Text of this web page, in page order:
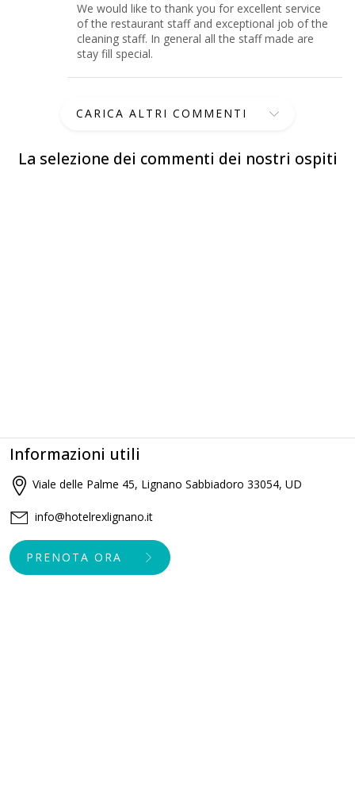
La selezione dei commenti dei nostri ospiti
We would like to thank you for excellent service
of the restaurant staff and exceptional job of the
cleaning staff. In general all the staff made are
stay fill special.
CARICA ALTRI COMMENTI
Informazioni utili
Viale delle Palme 45, Lignano Sabbiadoro 33054, UD
info@hotelrexlignano.it
PRENOTA ORA